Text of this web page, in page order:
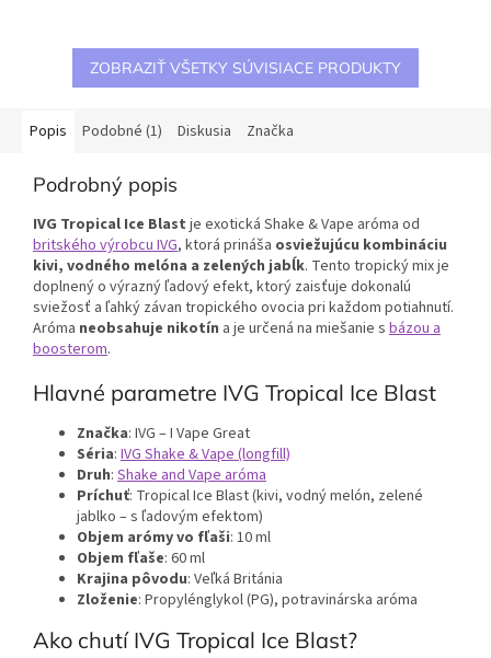
ZOBRAZIŤ VŠETKY SÚVISIACE PRODUKTY
Popis Podobné (1) Diskusia Značka
Podrobný popis
IVG Tropical Ice Blast je exotická Shake & Vape aróma od
britského výrobcu IVG, ktorá prináša osviežujúcu kombináciu
kivi, vodného melóna a zelených jabĺk. Tento tropický mix je
doplnený o výrazný ľadový efekt, ktorý zaisťuje dokonalú
sviežosť a ľahký závan tropického ovocia pri každom potiahnutí.
Aróma neobsahuje nikotín a je určená na miešanie s bázou a
boosterom.
Hlavné parametre IVG Tropical Ice Blast
Značka: IVG – I Vape Great
Séria: IVG Shake & Vape (longfill)
Druh: Shake and Vape aróma
Príchuť: Tropical Ice Blast (kivi, vodný melón, zelené
jablko – s ľadovým efektom)
Objem arómy vo fľaši: 10 ml
Objem fľaše: 60 ml
Krajina pôvodu: Veľká Británia
Zloženie: Propylénglykol (PG), potravinárska aróma
Ako chutí IVG Tropical Ice Blast?